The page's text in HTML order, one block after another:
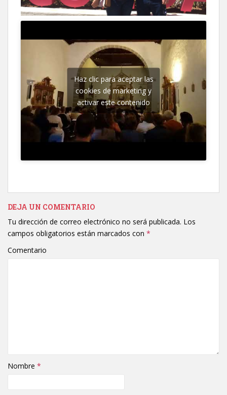
Haz clic para aceptar las
cookies de marketing y
activar este contenido
DEJA UN COMENTARIO
Tu dirección de correo electrónico no será publicada. Los
campos obligatorios están marcados con *
Comentario
Nombre *